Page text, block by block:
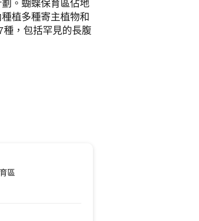
。蝴蝶保育區佔地
植多種寄主植物和
種，包括罕見的長腹
區